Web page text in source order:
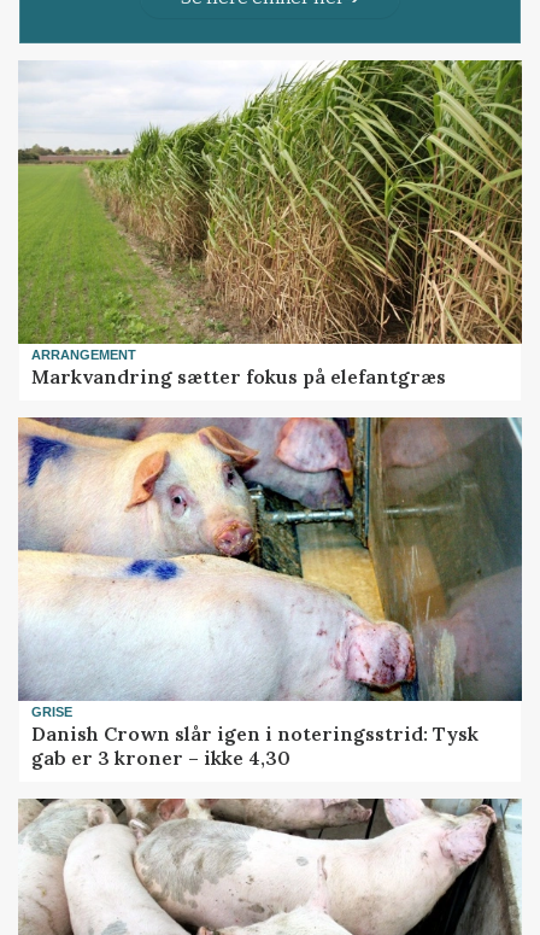
ARRANGEMENT
Markvandring sætter fokus på elefantgræs
GRISE
Danish Crown slår igen i noteringsstrid: Tysk
gab er 3 kroner – ikke 4,30